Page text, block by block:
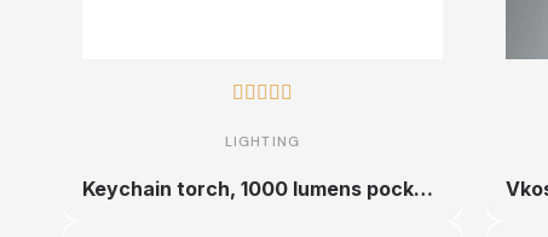
    
LIGHTING
Keychain torch, 1000 lumens pocket torch, mini rechargeable torch, camping, fishing, car, emergency, bottle opener with